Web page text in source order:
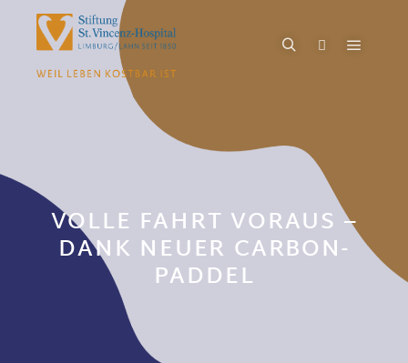
VOLLE FAHRT VORAUS –
DANK NEUER CARBON-
PADDEL